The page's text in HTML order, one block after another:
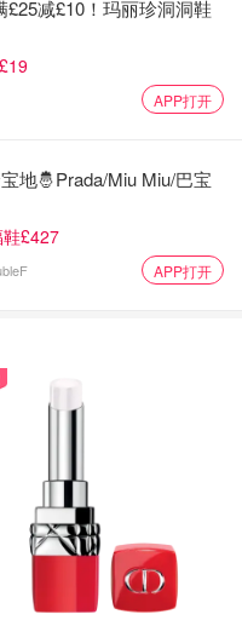
£25减£10！玛丽珍洞洞鞋
APP打开
地🤴Prada/Miu Miu/巴宝
£427
APP打开